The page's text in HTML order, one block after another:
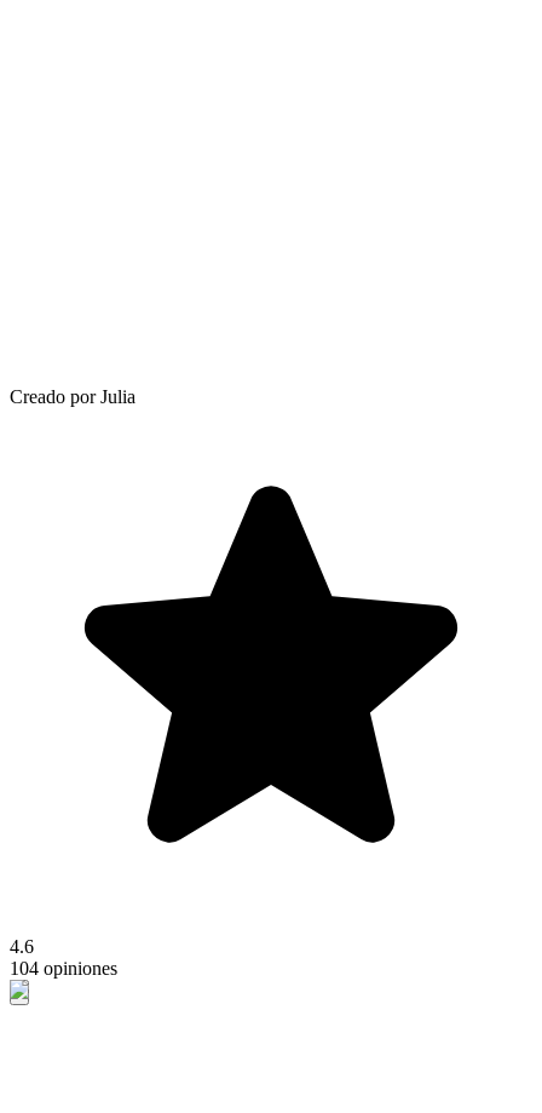
Creado por Julia
4.6
104 opiniones